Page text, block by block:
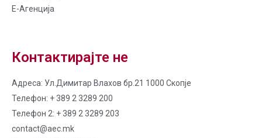
Е-Агенција
Контактирајте не
Адреса: Ул.Димитар Влахов бр.21 1000 Скопје
Телефон: + 389 2 3289 200
Телефон 2: + 389 2 3289 203
contact@aec.mk